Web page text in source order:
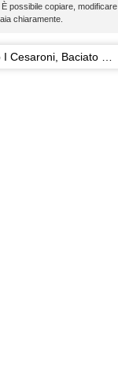
. È possibile copiare, modificare
chiaramente.
Cesaroni, Baciato dal